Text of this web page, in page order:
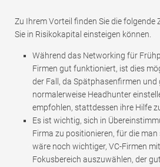
Zu Ihrem Vorteil finden Sie die
Sie in Risikokapital einsteigen können.
Während das Networking für
Firmen gut funktioniert, ist dies
der Fall, da Spätphasenfirmen und
normalerweise Headhunter
empfohlen, stattdessen ihre Hilfe
Es ist wichtig, sich in
Firma zu positionieren, für die
wäre noch wichtiger, VC-Firmen
Fokusbereich auszuwählen, der